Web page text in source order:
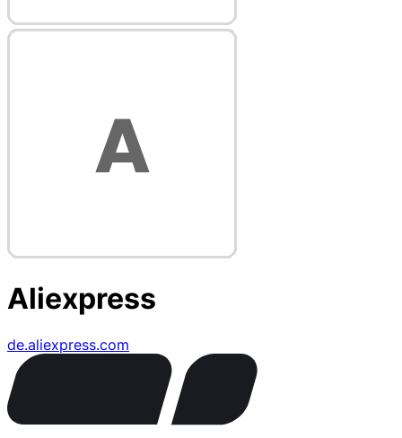
Aliexpress
de.aliexpress.com